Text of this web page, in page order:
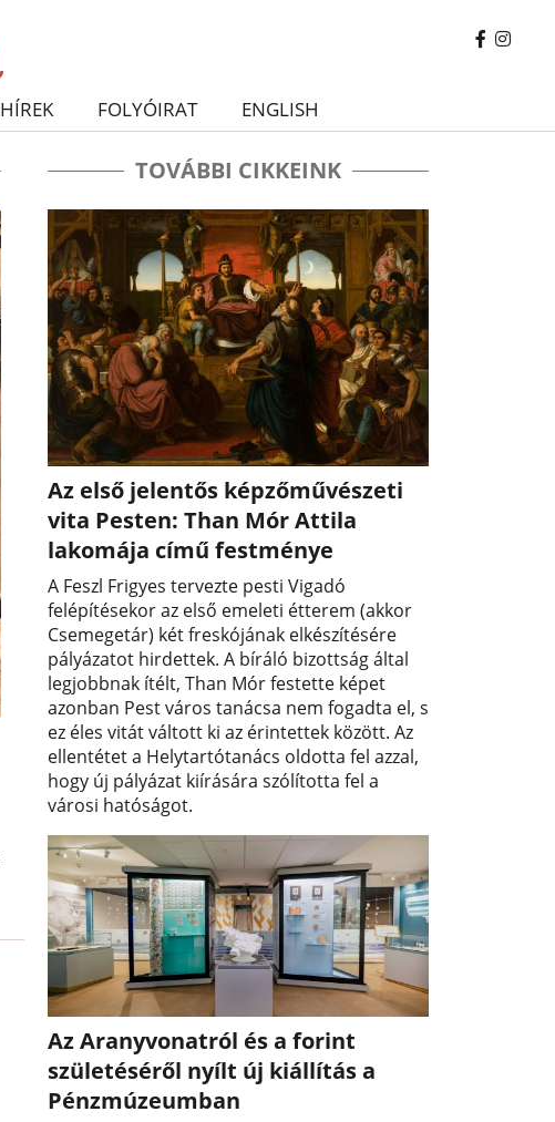
HÍREK FOLYÓIRAT ENGLISH
TOVÁBBI CIKKEINK
Az első jelentős képzőművészeti
vita Pesten: Than Mór Attila
lakomája című festménye
A Feszl Frigyes tervezte pesti Vigadó
felépítésekor az első emeleti étterem (akkor
Csemegetár) két freskójának elkészítésére
pályázatot hirdettek. A bíráló bizottság által
legjobbnak ítélt, Than Mór festette képet
azonban Pest város tanácsa nem fogadta el, s
ez éles vitát váltott ki az érintettek között. Az
ellentétet a Helytartótanács oldotta fel azzal,
hogy új pályázat kiírására szólította fel a
városi hatóságot.
Az Aranyvonatról és a forint
születéséről nyílt új kiállítás a
Pénzmúzeumban